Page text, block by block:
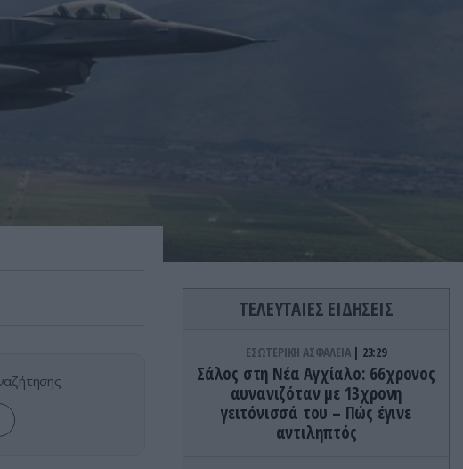
ΤΕΛΕΥΤΑΙΕΣ ΕΙΔΗΣΕΙΣ
ΕΣΩΤΕΡΙΚΗ ΑΣΦΑΛΕΙΑ 23:29
Σάλος στη Νέα Αγχίαλο: 66χρονος
αυνανιζόταν με 13χρονη
γειτόνισσά του – Πώς έγινε
αντιληπτός